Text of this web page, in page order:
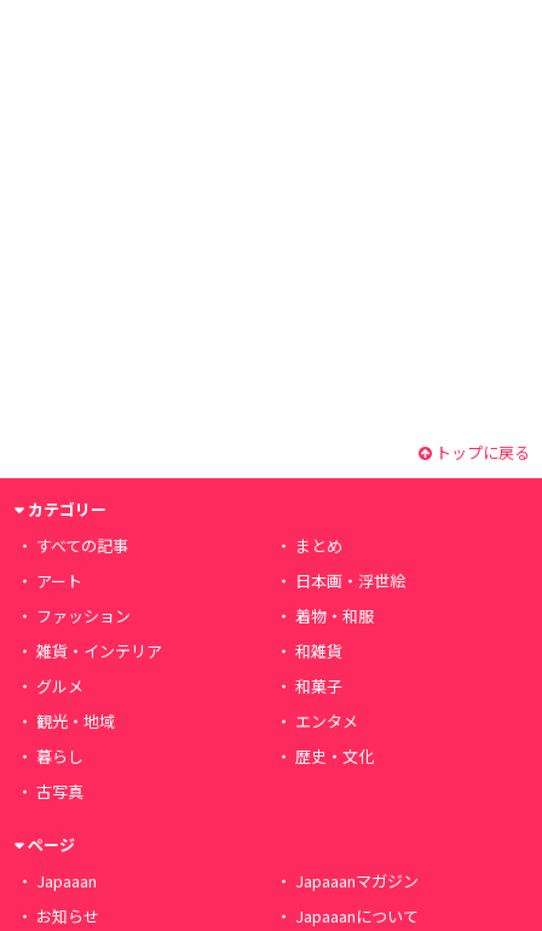
トップに戻る
カテゴリー
すべての記事
まとめ
アート
日本画・浮世絵
ファッション
着物・和服
雑貨・インテリア
和雑貨
グルメ
和菓子
観光・地域
エンタメ
暮らし
歴史・文化
古写真
ページ
Japaaan
Japaaanマガジン
お知らせ
Japaaanについて